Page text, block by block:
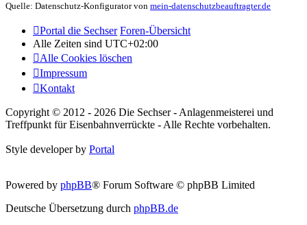
Quelle: Datenschutz-Konfigurator von mein-datenschutzbeauftragter.de
Portal die Sechser Foren-Übersicht
Alle Zeiten sind UTC+02:00
Alle Cookies löschen
Impressum
Kontakt
Copyright © 2012 - 2026 Die Sechser - Anlagenmeisterei und
Treffpunkt für Eisenbahnverrückte - Alle Rechte vorbehalten.
Style developer by Portal
Powered by phpBB® Forum Software © phpBB Limited
Deutsche Übersetzung durch phpBB.de